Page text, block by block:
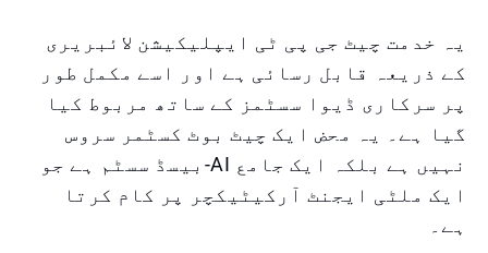
یہ خدمت چیٹ جی پی ٹی ایپلیکیشن لائبریری
کے ذریعہ قابل رسائی ہے اور اسے مکمل طور
پر سرکاری ڈیوا سسٹمز کے ساتھ مربوط کیا
گیا ہے۔ یہ محض ایک چیٹ بوٹ کسٹمر سروس
نہیں ہے بلکہ ایک جامع AI-بیسڈ سسٹم ہے جو
ایک ملٹی ایجنٹ آرکیٹیکچر پر کام کرتا
ہے۔